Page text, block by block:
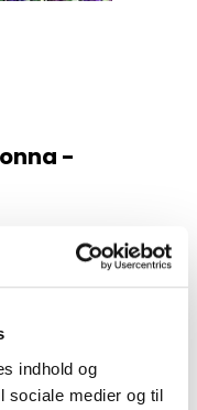
indhold og
sociale medier og til
-